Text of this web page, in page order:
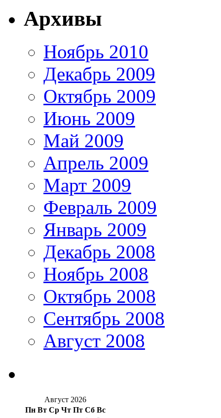
Архивы
Ноябрь 2010
Декабрь 2009
Октябрь 2009
Июнь 2009
Май 2009
Апрель 2009
Март 2009
Февраль 2009
Январь 2009
Декабрь 2008
Ноябрь 2008
Октябрь 2008
Сентябрь 2008
Август 2008
Август 2026
Пн Вт Ср Чт Пт Сб Вс